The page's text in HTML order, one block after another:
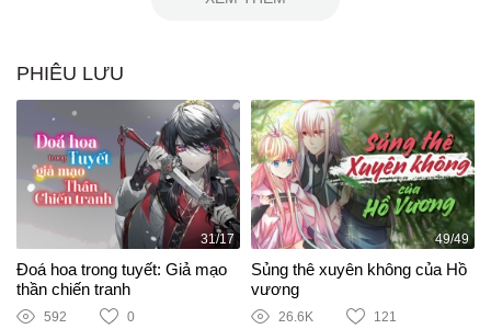
PHIÊU LƯU
31/17
Đoá hoa trong tuyết: Giả mạo
thần chiến tranh
592 0
49/49
Sủng thê xuyên không của Hồ
vương
26.6K 121